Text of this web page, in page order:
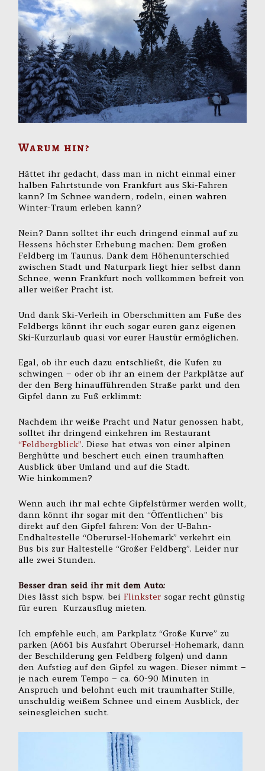
Warum hin?
Hättet ihr gedacht, dass man in nicht einmal einer
halben Fahrtstunde von Frankfurt aus Ski-Fahren
kann? Im Schnee wandern, rodeln, einen wahren
Winter-Traum erleben kann?
Nein? Dann solltet ihr euch dringend einmal auf zu
Hessens höchster Erhebung machen: Dem großen
Feldberg im Taunus. Dank dem Höhenunterschied
zwischen Stadt und Naturpark liegt hier selbst dann
Schnee, wenn Frankfurt noch vollkommen befreit von
aller weißer Pracht ist.
Und dank Ski-Verleih in Oberschmitten am Fuße des
Feldbergs könnt ihr euch sogar euren ganz eigenen
Ski-Kurzurlaub quasi vor eurer Haustür ermöglichen.
Egal, ob ihr euch dazu entschließt, die Kufen zu
schwingen – oder ob ihr an einem der Parkplätze auf
der den Berg hinaufführenden Straße parkt und den
Gipfel dann zu Fuß erklimmt:
Nachdem ihr weiße Pracht und Natur genossen habt,
solltet ihr dringend einkehren im Restaurant
“Feldbergblick”. Diese hat etwas von einer alpinen
Berghütte und beschert euch einen traumhaften
Ausblick über Umland und auf die Stadt.
Wie hinkommen?
Wenn auch ihr mal echte Gipfelstürmer werden wollt,
dann könnt ihr sogar mit den “Öffentlichen” bis
direkt auf den Gipfel fahren: Von der U-Bahn-
Endhaltestelle “Oberursel-Hohemark” verkehrt ein
Bus bis zur Haltestelle “Großer Feldberg”. Leider nur
alle zwei Stunden.
Besser dran seid ihr mit dem Auto:
Dies lässt sich bspw. beiFlinkster sogar recht günstig
für euren Kurzausflug mieten.
Ich empfehle euch, am Parkplatz “Große Kurve” zu
parken (A661 bis Ausfahrt Oberursel-Hohemark, dann
der Beschilderung gen Feldberg folgen) und dann
den Aufstieg auf den Gipfel zu wagen. Dieser nimmt –
je nach eurem Tempo – ca. 60-90 Minuten in
Anspruch und belohnt euch mit traumhafter Stille,
unschuldig weißem Schnee und einem Ausblick, der
seinesgleichen sucht.